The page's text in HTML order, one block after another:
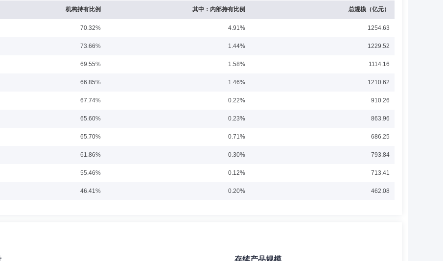
别助理。
东方基金管理有限责任公司，现任东方双债添利债券型证券投资基金基金经理。
04-07
机构持有比例 其中：内部持有比例 总规模（亿元）
70.32% 4.91% 1254.63
73.66% 1.44% 1229.52
69.55% 1.58% 1114.16
66.85% 1.46% 1210.62
67.74% 0.22% 910.26
65.60% 0.23% 863.96
65.70% 0.71% 686.25
61.86% 0.30% 793.84
55.46% 0.12% 713.41
46.41% 0.20% 462.08
存续产品规模